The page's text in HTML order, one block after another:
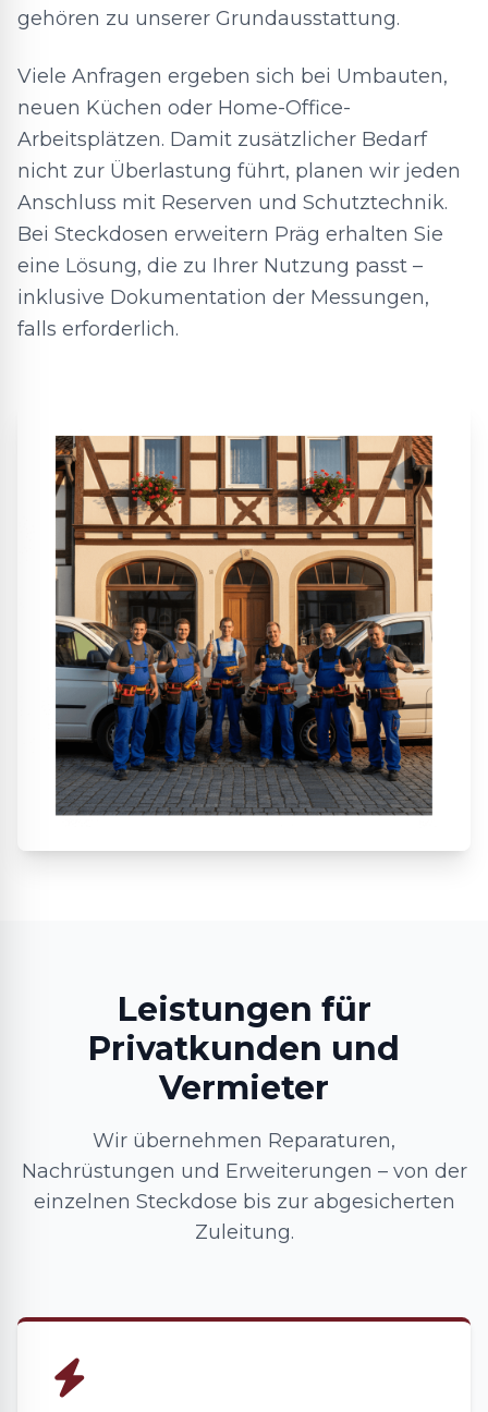
gehören zu unserer Grundausstattung.
Viele Anfragen ergeben sich bei Umbauten,
neuen Küchen oder Home-Office-
Arbeitsplätzen. Damit zusätzlicher Bedarf
nicht zur Überlastung führt, planen wir jeden
Anschluss mit Reserven und Schutztechnik.
Bei Steckdosen erweitern Präg erhalten Sie
eine Lösung, die zu Ihrer Nutzung passt –
inklusive Dokumentation der Messungen,
falls erforderlich.
Leistungen für
Privatkunden und
Vermieter
Wir übernehmen Reparaturen,
Nachrüstungen und Erweiterungen – von der
einzelnen Steckdose bis zur abgesicherten
Zuleitung.